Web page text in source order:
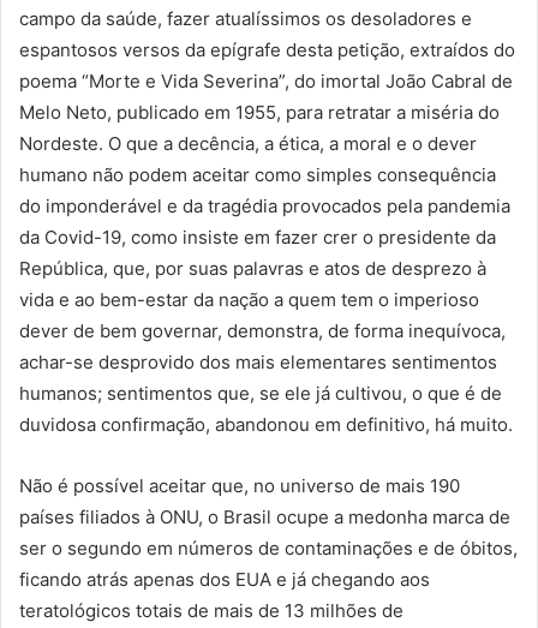
campo da saúde, fazer atualíssimos os desoladores e
espantosos versos da epígrafe desta petição, extraídos do
poema “Morte e Vida Severina”, do imortal João Cabral de
Melo Neto, publicado em 1955, para retratar a miséria do
Nordeste. O que a decência, a ética, a moral e o dever
humano não podem aceitar como simples consequência
do imponderável e da tragédia provocados pela pandemia
da Covid-19, como insiste em fazer crer o presidente da
República, que, por suas palavras e atos de desprezo à
vida e ao bem-estar da nação a quem tem o imperioso
dever de bem governar, demonstra, de forma inequívoca,
achar-se desprovido dos mais elementares sentimentos
humanos; sentimentos que, se ele já cultivou, o que é de
duvidosa confirmação, abandonou em definitivo, há muito.
Não é possível aceitar que, no universo de mais 190
países filiados à ONU, o Brasil ocupe a medonha marca de
ser o segundo em números de contaminações e de óbitos,
ficando atrás apenas dos EUA e já chegando aos
teratológicos totais de mais de 13 milhões de